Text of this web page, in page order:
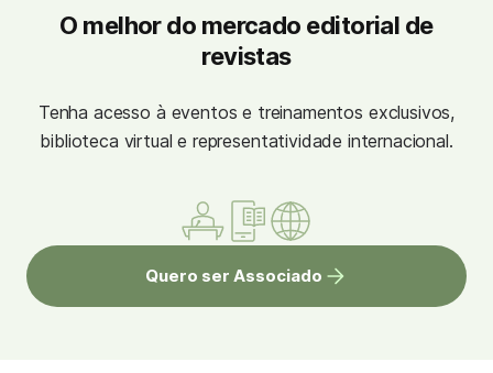
O melhor do mercado editorial de
revistas
Tenha acesso à eventos e treinamentos exclusivos,
biblioteca virtual e representatividade internacional.
Quero ser Associado